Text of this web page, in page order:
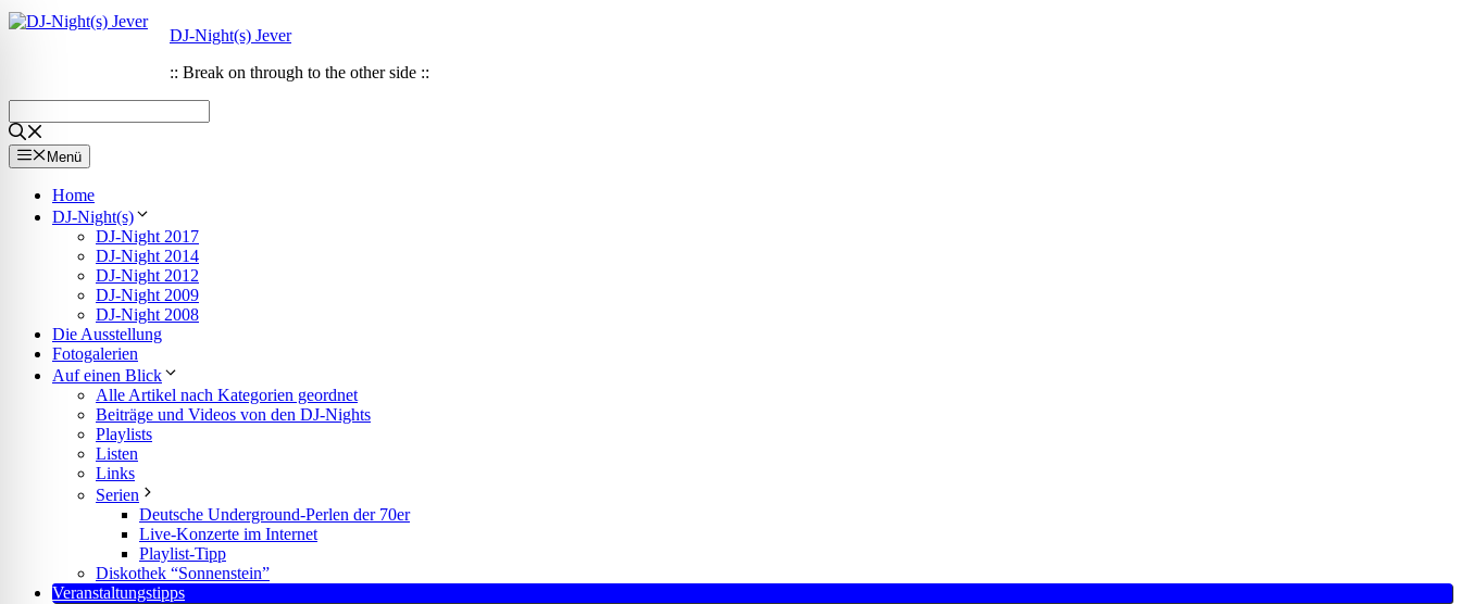
Zum
Zum
DJ-Night(s) Jever
:: Break on through to the other side ::
Menü
Home
DJ-Night(s)
DJ-Night 2017
DJ-Night 2014
DJ-Night 2012
DJ-Night 2009
DJ-Night 2008
Die Ausstellung
Fotogalerien
Auf einen Blick
Alle Artikel nach Kategorien geordnet
Beiträge und Videos von den DJ-Nights
Playlists
Listen
Links
Serien
Deutsche Underground-Perlen der 70er
Live-Konzerte im Internet
Playlist-Tipp
Diskothek “Sonnenstein”
Veranstaltungstipps
Anfallsicherheit
freundlicher Modus